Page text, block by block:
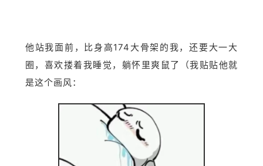
他站我面前，比身高174大骨架的我，还要大一大
圈，喜欢搂着我睡觉，躺怀里爽鼠了（我贴贴他就
是这个画风：